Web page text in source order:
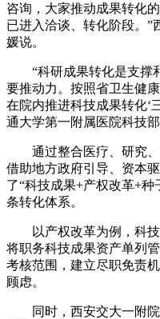
咨询，大家推动成果转化
已进入洽谈、转化阶段。”
媛说。
“科研成果转化是支撑
要推动力。按照省卫生健
在院内推进科技成果转化‘
通大学第一附属医院科技
通过整合医疗、研究、
借助地方政府引导、资本
了“科技成果+产权改革+
条转化体系。
以产权改革为例，科技
将职务科技成果资产单列
考核范围，建立尽职免责
顾虑。
同时，西安交大一附院